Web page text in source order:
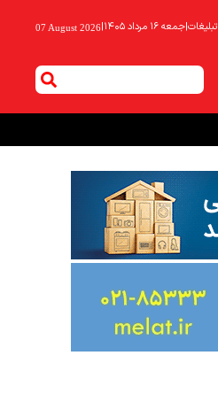
تبلیغات|جمعه ۱۶ مرداد ۱۴۰۵ |
07 August 2026